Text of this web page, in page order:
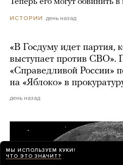
ИСТОРИИ день назад
«В Госдуму идет партия,
выступает против СВО».
«Справедливой России»
на «Яблоко» в
день назад
МЫ ИСПОЛЬЗУЕМ КУКИ!
ЧТО ЭТО ЗНАЧИТ?